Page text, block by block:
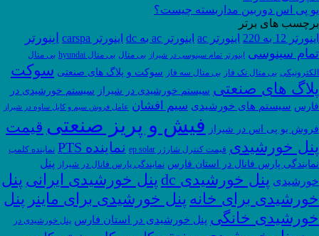
یو پی اس دوربین مداربسته چیست؟
برچسب های برتر
اینورتر 12 به 220
اینورتر ac اینورتر ac به dc اینورتر carspa
اینورتر
تمام سینوسی
اینورتر تمام سینوسی در شیراز بی متال بی متال hyundai
بی متال
الکترونیکی بی متال تک فاز بی متال سه فاز سوکت و پلاگ های صنعتی سوکت
پلاگ های صنعتی سیستم خورشیدی در شیراز سیستم خورشیدی در
فارس سیستم های خورشیدی سیم افشان عامل فروش سیم و کابل ساوه در شیراز
فروش یو پی اس در شیراز فیش و پریز صنعتی قیمت
پنل خورشیدی قیمت کنترل شارژر ep solar نماینده PTS نماینده کلمپ
نمایندگی پارس فانال در استان فارس نمایندگی پارس فانال در شیراز پنل
خورشیدی پنل خورشیدی dc پنل خورشیدی ایرانی پنل
خورشیدی برای خانه پنل خورشیدی برای ماینر پنل
خورشیدی خانگی پنل خورشیدی در استان فارس پنل خورشیدی در